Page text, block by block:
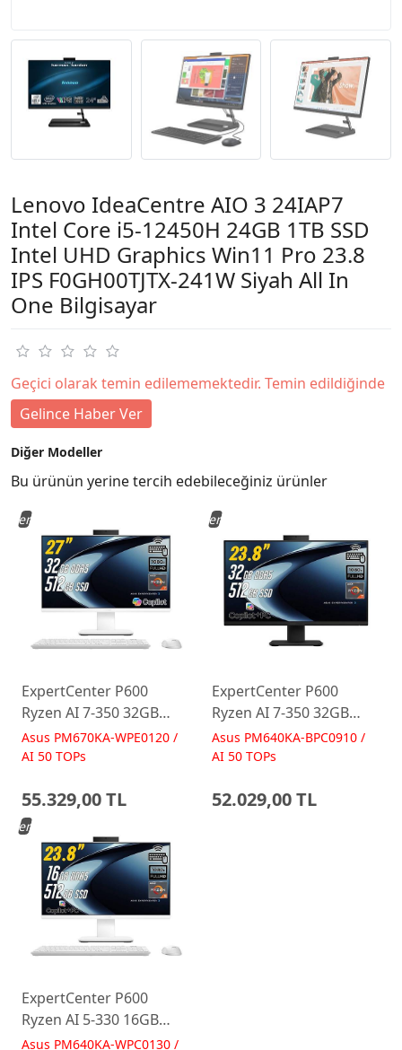
Lenovo IdeaCentre AIO 3 24IAP7
Intel Core i5-12450H 24GB 1TB SSD
Intel UHD Graphics Win11 Pro 23.8
IPS F0GH00TJTX-241W Siyah All In
One Bilgisayar
Geçici olarak temin edilememektedir. Temin edildiğinde
Gelince Haber Ver
Diğer Modeller
Bu ürünün yerine tercih edebileceğiniz ürünler
ExpertCenter P600
Ryzen AI 7-350 32GB
512GB 27 FreeDos Beyaz
AI-Powered AIO
Asus PM670KA-WPE0120 /
AI 50 TOPs
55.329,00 TL
Yeni
ExpertCenter P600
Ryzen AI 7-350 32GB
512GB 23.8 FreeDos
Siyah AI-Powered AIO
Asus PM640KA-BPC0910 /
AI 50 TOPs
52.029,00 TL
Yeni
ExpertCenter P600
Ryzen AI 5-330 16GB
512GB 23.8 FreeDos
Asus PM640KA-WPC0130 /
Yeni